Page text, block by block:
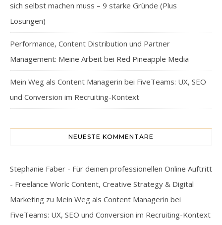
sich selbst machen muss – 9 starke Gründe (Plus
Lösungen)
Performance, Content Distribution und Partner
Management: Meine Arbeit bei Red Pineapple Media
Mein Weg als Content Managerin bei FiveTeams: UX, SEO
und Conversion im Recruiting-Kontext
NEUESTE KOMMENTARE
Stephanie Faber - Für deinen professionellen Online Auftritt
- Freelance Work: Content, Creative Strategy & Digital
Marketing zu Mein Weg als Content Managerin bei
FiveTeams: UX, SEO und Conversion im Recruiting-Kontext